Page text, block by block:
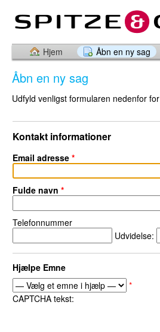
Hjem Åbn en ny sag
Åbn en ny sag
Udfyld venligst formularen nedenfor
Kontakt informationer
Email adresse *
Fulde navn *
Telefonnummer
Udvidelse:
Hjælpe Emne
*
CAPTCHA tekst: